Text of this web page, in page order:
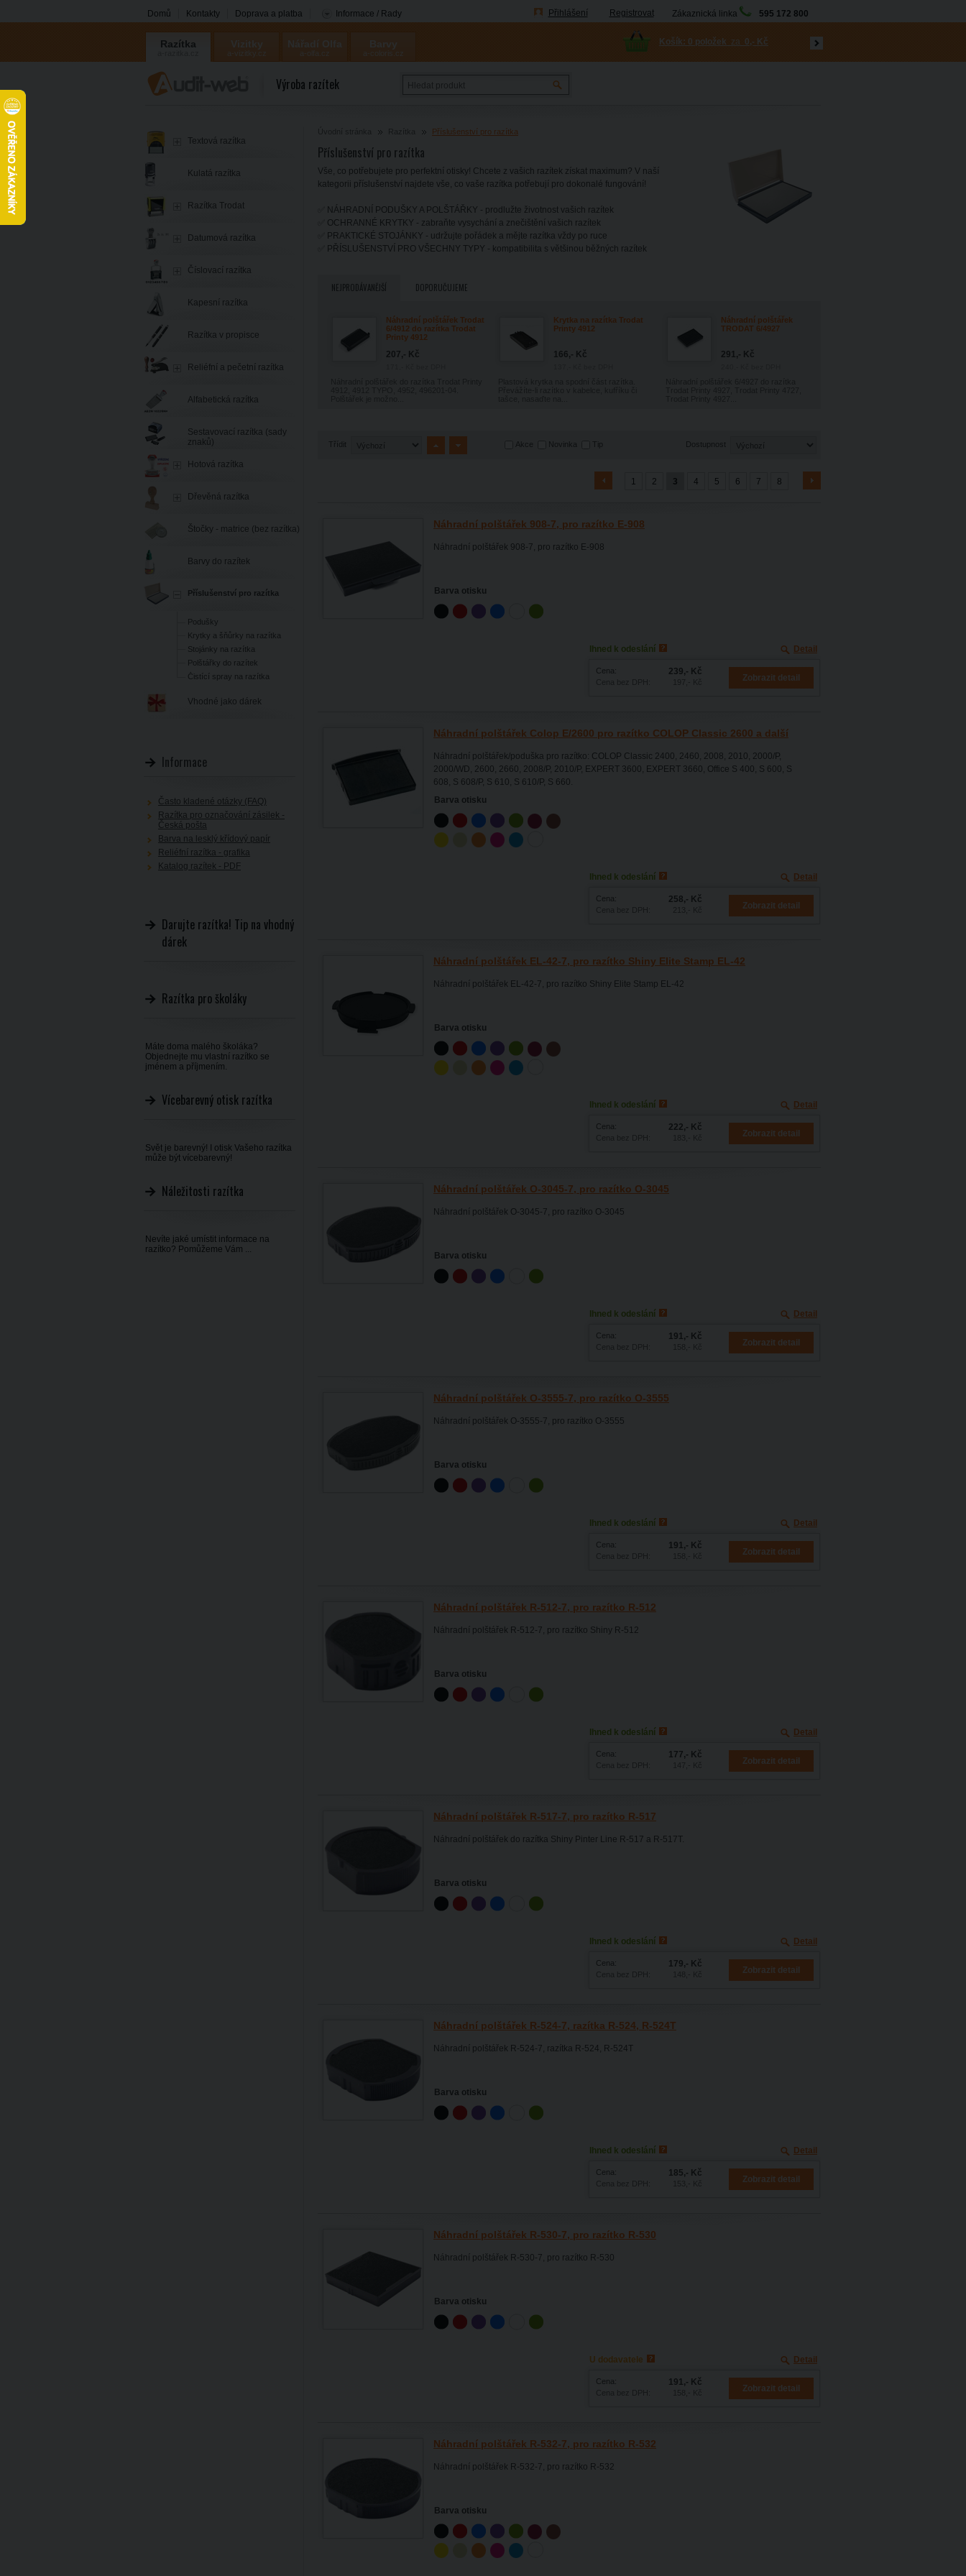
Domů Kontakty Doprava a platba Informace / Rady Přihlášení Registrovat Zákaznická linka 595 172 800
Razítka
Coloris
Košík: 0 položek za 0,- Kč
Výroba razítek
Příslušenství pro razítka
Příslušenství pro razítka
Vše, co potřebujete pro perfektní otisky! Chcete z vašich razítek získat maximum? V naší
kategorii příslušenství najdete vše, co vaše razítka potřebují pro dokonalé fungování!
✅ NÁHRADNÍ PODUŠKY A POLŠTÁŘKY - prodlužte životnost vašich razítek
✅ OCHRANNÉ KRYTKY - zabraňte vysychání a znečištění vašich razítek
✅ PRAKTICKÉ STOJÁNKY - udržujte pořádek a mějte razítka vždy po ruce
✅ PŘÍSLUŠENSTVÍ PRO VŠECHNY TYPY - kompatibilita s většinou běžných razítek
NEJPRODÁVANĚJŠÍ DOPORUČUJEME
Náhradní polštářek Trodat
6/4912 do razítka Trodat
Printy 4912
207,- Kč
Krytka na razítka Trodat
Printy 4912
166,- Kč
Náhradní polštářek
TRODAT 6/4927
291,- Kč
1 2 3 4 5 6 7 8
Třídit Akce Novinka Tip Dostupnost
Náhradní polštářek 908-7, pro razítko E-908
Náhradní polštářek 908-7, pro razítko E-908
Barva otisku
Ihned k odeslání Detail
Cena: 239,- Kč
Zobrazit detail
Náhradní polštářek Colop E/2600 pro razítko COLOP Classic 2600 a další
Náhradní polštářek/poduška pro razítko: COLOP Classic 2400, 2460, 2008, 2010, 2000/P,
2000/WD, 2600, 2660, 2008/P, 2010/P, EXPERT 3600, EXPERT 3660, Office S 400, S 600, S
608, S 608/P, S 610, S 610/P, S 660.
Barva otisku
Ihned k odeslání Detail
Cena: 258,- Kč
Zobrazit detail
Náhradní polštářek EL-42-7, pro razítko Shiny Elite Stamp EL-42
Náhradní polštářek EL-42-7, pro razítko Shiny Elite Stamp EL-42
Barva otisku
Ihned k odeslání Detail
Cena: 222,- Kč
Zobrazit detail
Náhradní polštářek O-3045-7, pro razítko O-3045
Náhradní polštářek O-3045-7, pro razítko O-3045
Barva otisku
Ihned k odeslání Detail
Cena: 191,- Kč
Zobrazit detail
Náhradní polštářek O-3555-7, pro razítko O-3555
Náhradní polštářek O-3555-7, pro razítko O-3555
Barva otisku
Ihned k odeslání Detail
Cena: 191,- Kč
Zobrazit detail
Náhradní polštářek R-512-7, pro razítko R-512
Náhradní polštářek R-512-7, pro razítko Shiny R-512
Barva otisku
Ihned k odeslání Detail
Cena: 177,- Kč
Zobrazit detail
Náhradní polštářek R-517-7, pro razítko R-517
Náhradní polštářek do razítka Shiny Pinter Line R-517 a R-517T.
Barva otisku
Ihned k odeslání Detail
Cena: 179,- Kč
Zobrazit detail
Náhradní polštářek R-524-7, razítka R-524, R-524T
Náhradní polštářek R-524-7, razítka R-524, R-524T
Barva otisku
Ihned k odeslání Detail
Cena: 185,- Kč
Zobrazit detail
Náhradní polštářek R-530-7, pro razítko R-530
Náhradní polštářek R-530-7, pro razítko R-530
Barva otisku
U dodavatele Detail
Cena: 191,- Kč
Zobrazit detail
Náhradní polštářek R-532-7, pro razítko R-532
Náhradní polštářek R-532-7, pro razítko R-532
Barva otisku
Textová razítka
Kulatá razítka
Razítka Trodat
Datumová razítka
Číslovací razítka
Kapesní razítka
Razítka v propisce
Reliéfní a pečetní razítka
Alfabetická razítka
Sestavovací razítka (sady
znaků)
Hotová razítka
Dřevěná razítka
Štočky - matrice (bez razítka)
Barvy do razítek
Příslušenství pro razítka
Podušky
Krytky a šňůrky na razítka
Stojánky na razítka
Polštářky do razítek
Čistící spray na razítka
Vhodné jako dárek
Informace
Často kladené otázky (FAQ)
Razítka pro označování zásilek -
Česká pošta
Barva na lesklý křídový papír
Reliéfní razítka - grafika
Katalog razítek - PDF
Darujte razítka! Tip na vhodný
dárek
Razítka pro školáky
Máte doma malého školáka?
Objednejte mu vlastní razítko se
jménem a příjmením.
Vícebarevný otisk razítka
Svět je barevný! I otisk Vašeho razítka
může být vícebarevný!
Náležitosti razítka
Nevíte jaké umístit informace na
razítko? Pomůžeme Vám ...